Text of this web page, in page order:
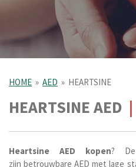
HOME » AED » HEARTSINE
HEARTSINE AED |
Heartsine AED kopen? De
zijn betrouwbare AED met lage